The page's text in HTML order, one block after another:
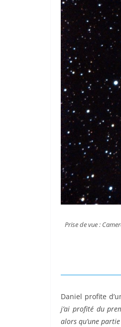
Prise de vue :
Daniel profite
j’ai profité du
alors qu’une